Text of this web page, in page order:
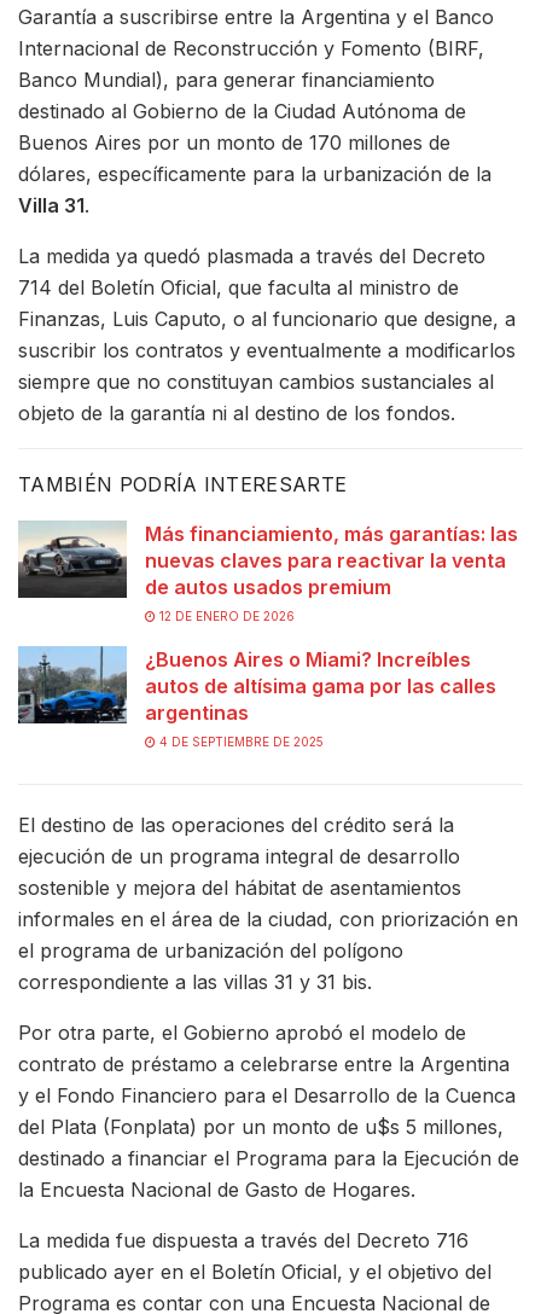
Garantía a suscribirse entre la Argentina y el Banco
Internacional de Reconstrucción y Fomento (BIRF,
Banco Mundial), para generar financiamiento
destinado al Gobierno de la Ciudad Autónoma de
Buenos Aires por un monto de 170 millones de
dólares, específicamente para la urbanización de la
Villa 31.
La medida ya quedó plasmada a través del Decreto
714 del Boletín Oficial, que faculta al ministro de
Finanzas, Luis Caputo, o al funcionario que designe, a
suscribir los contratos y eventualmente a modificarlos
siempre que no constituyan cambios sustanciales al
objeto de la garantía ni al destino de los fondos.
TAMBIÉN PODRÍA INTERESARTE
Más financiamiento, más garantías: las
nuevas claves para reactivar la venta
de autos usados premium
12 DE ENERO DE 2026
¿Buenos Aires o Miami? Increíbles
autos de altísima gama por las calles
argentinas
4 DE SEPTIEMBRE DE 2025
El destino de las operaciones del crédito será la
ejecución de un programa integral de desarrollo
sostenible y mejora del hábitat de asentamientos
informales en el área de la ciudad, con priorización en
el programa de urbanización del polígono
correspondiente a las villas 31 y 31 bis.
Por otra parte, el Gobierno aprobó el modelo de
contrato de préstamo a celebrarse entre la Argentina
y el Fondo Financiero para el Desarrollo de la Cuenca
del Plata (Fonplata) por un monto de u$s 5 millones,
destinado a financiar el Programa para la Ejecución de
la Encuesta Nacional de Gasto de Hogares.
La medida fue dispuesta a través del Decreto 716
publicado ayer en el Boletín Oficial, y el objetivo del
Programa es contar con una Encuesta Nacional de